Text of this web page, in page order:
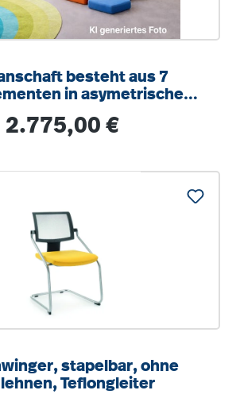
besteht aus 7
in asymetrischen-
Regulärer Preis:
2.775,00 €
stapelbar, ohne
Teflongleiter